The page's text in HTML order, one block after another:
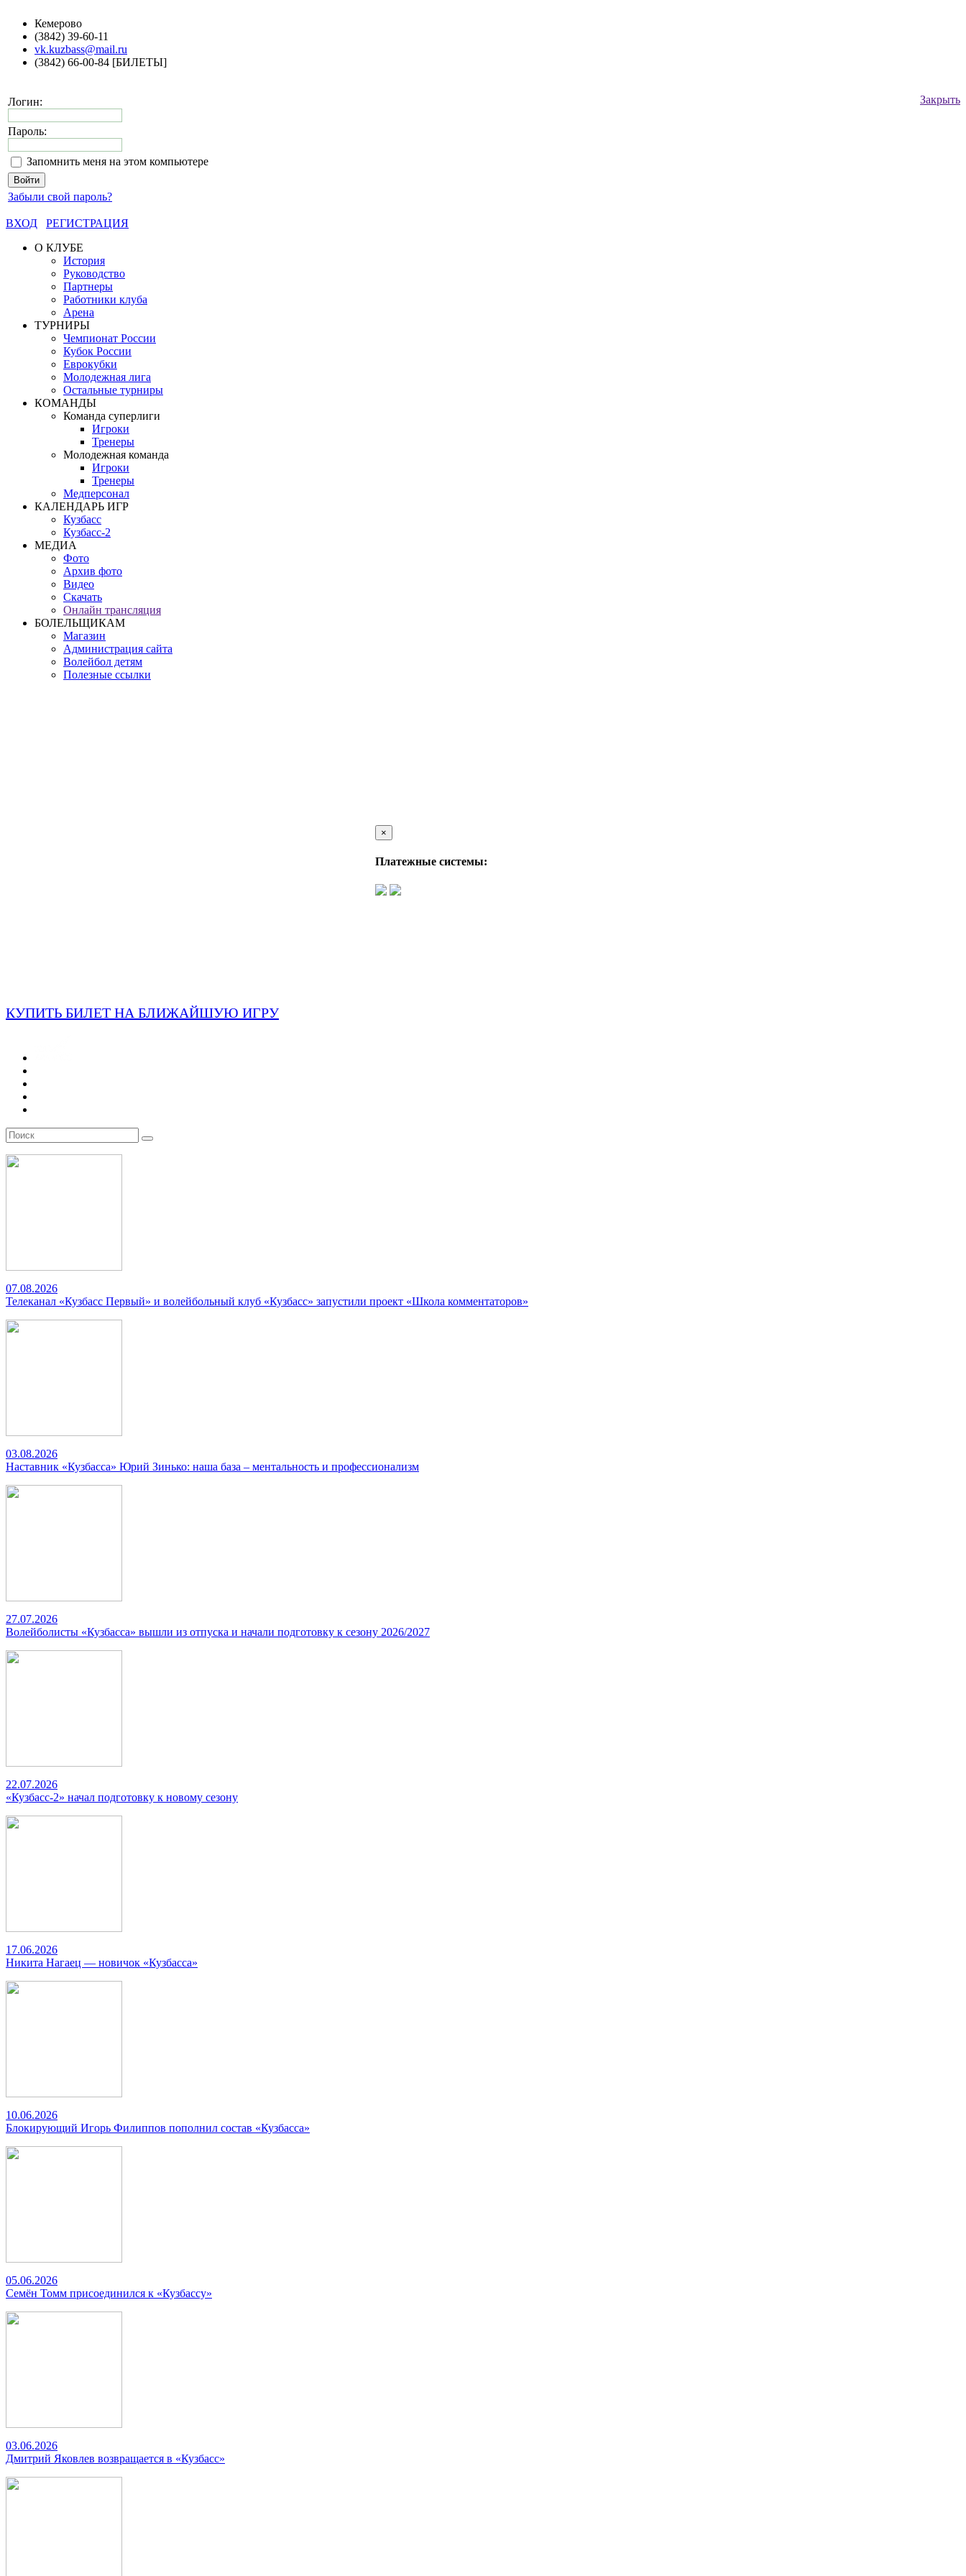
Кемерово
(3842) 39-60-11
vk.kuzbass@mail.ru
(3842) 66-00-84 [БИЛЕТЫ]
Закрыть
Логин:
Пароль:
Запомнить меня на этом компьютере
Забыли свой пароль?
ВХОД
РЕГИСТРАЦИЯ
О КЛУБЕ
История
Руководство
Партнеры
Работники клуба
Арена
ТУРНИРЫ
Чемпионат России
Кубок России
Еврокубки
Молодежная лига
Остальные турниры
КОМАНДЫ
Команда суперлиги
Игроки
Тренеры
Молодежная команда
Игроки
Тренеры
Медперсонал
КАЛЕНДАРЬ ИГР
Кузбасс
Кузбасс-2
МЕДИА
Фото
Архив фото
Видео
Скачать
Онлайн трансляция
БОЛЕЛЬЩИКАМ
Магазин
Администрация сайта
Волейбол детям
Полезные ссылки
×
Платежные системы:
КУПИТЬ БИЛЕТ НА БЛИЖАЙШУЮ ИГРУ
07.08.2026
Телеканал «Кузбасс Первый» и волейбольный клуб «Кузбасс» запустили проект «Школа комментаторов»
03.08.2026
Наставник «Кузбасса» Юрий Зинько: наша база – ментальность и профессионализм
27.07.2026
Волейболисты «Кузбасса» вышли из отпуска и начали подготовку к сезону 2026/2027
22.07.2026
«Кузбасс-2» начал подготовку к новому сезону
17.06.2026
Никита Нагаец — новичок «Кузбасса»
10.06.2026
Блокирующий Игорь Филиппов пополнил состав «Кузбасса»
05.06.2026
Семён Томм присоединился к «Кузбассу»
03.06.2026
Дмитрий Яковлев возвращается в «Кузбасс»